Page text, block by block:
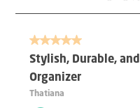
1
Bewertung.
5 von 5 Sternen.
Stylish, Durable,
Organizer
Thatiana